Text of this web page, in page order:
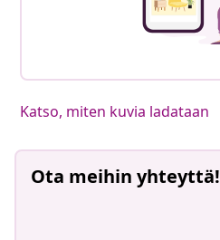
Katso, miten kuvia ladataan
Ota meihin yhteyttä!